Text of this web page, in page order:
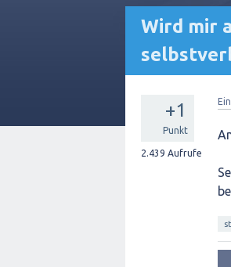
Wird mir
+1
Punkt
2.439 Aufrufe